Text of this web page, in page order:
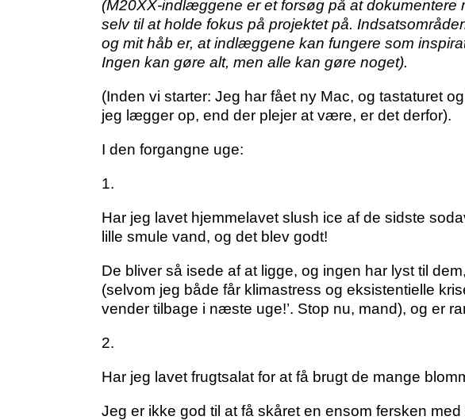
(M20XX-indlæggene er et forsøg på at
selv til at holde fokus på projektet på.
og mit håb er, at indlæggene kan fungere som
Ingen kan gøre alt, men alle kan gøre noget).
(Inden vi starter: Jeg har fået ny Mac, og tastaturet
jeg lægger op, end der plejer at være, er det derfor).
I den forgangne uge:
1.
Har jeg lavet hjemmelavet slush ice af de sidste
lille smule vand, og det blev godt!
De bliver så isede af at ligge, og ingen har lyst til
(selvom jeg både får klimastress og eksistentielle
vender tilbage i næste uge!’. Stop nu, mand), og er
2.
Har jeg lavet frugtsalat for at få brugt de mange
Jeg er ikke god til at få skåret en ensom fersken